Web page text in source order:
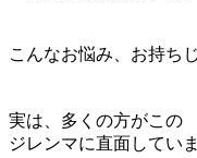
こんなお悩み、お持ち
実は、多くの方がこの
ジレンマに直面してい